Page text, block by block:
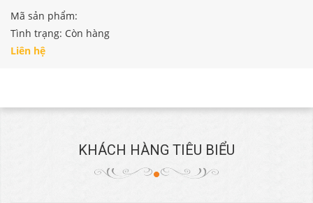
Mã sản phẩm:
Tình trạng: Còn hàng
Liên hệ
KHÁCH HÀNG TIÊU BIỂU